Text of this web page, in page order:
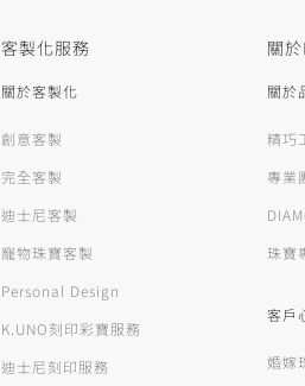
客製化服務
關於客製化
創意客製
完全客製
迪士尼客製
寵物珠寶客製
Personal Design
K.UNO刻印彩寶服務
迪士尼刻印服務
關
關於
精巧
專業
珠寶
客戶
婚嫁